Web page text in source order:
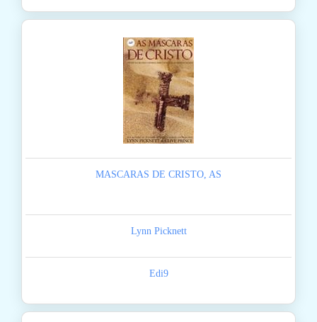
MASCARAS DE CRISTO, AS
Lynn Picknett
Edi9